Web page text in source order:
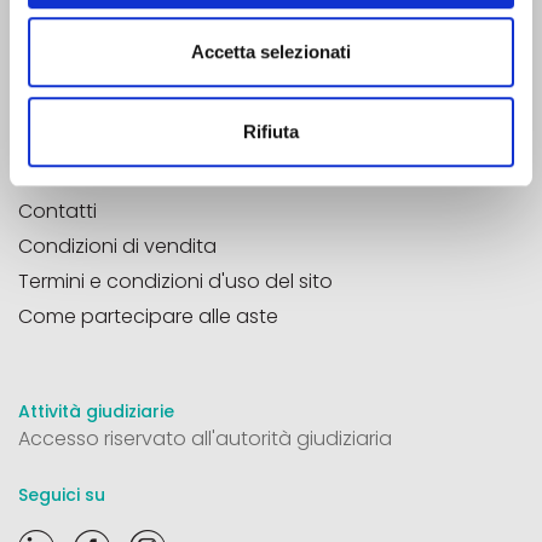
Accetta selezionati
Rifiuta
Pecaste33@pec.it
è un marchio registrato
P.Iva
Contatti
Condizioni di vendita
Termini e condizioni d'uso del sito
Come partecipare alle aste
Attività giudiziarie
Accesso riservato all'autorità giudiziaria
Seguici su